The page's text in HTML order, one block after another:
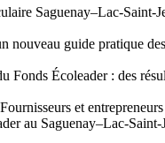
Saguenay–Lac-Saint-
nouveau guide pratique
Fonds Écoleader : des
et entrepreneurs
au Saguenay–Lac-Saint-